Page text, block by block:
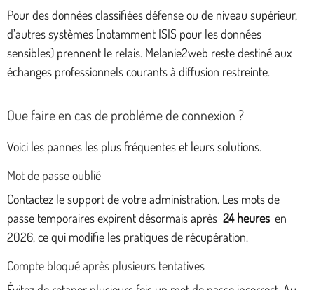
Pour des données classifiées défense ou de niveau supérieur,
d’autres systèmes (notamment ISIS pour les données
sensibles) prennent le relais. Melanie2web reste destiné aux
échanges professionnels courants à diffusion restreinte.
Que faire en cas de problème de connexion ?
Voici les pannes les plus fréquentes et leurs solutions.
Mot de passe oublié
Contactez le support de votre administration. Les mots de
passe temporaires expirent désormais après 24 heures en
2026, ce qui modifie les pratiques de récupération.
Compte bloqué après plusieurs tentatives